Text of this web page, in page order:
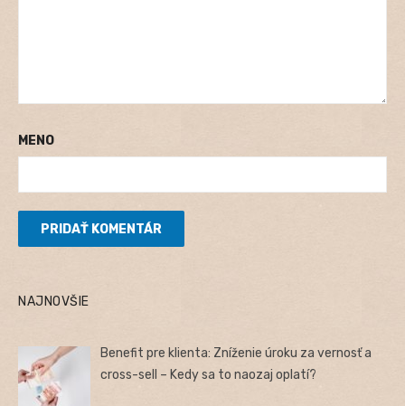
MENO
NAJNOVŠIE
Benefit pre klienta: Zníženie úroku za vernosť a
cross-sell – Kedy sa to naozaj oplatí?